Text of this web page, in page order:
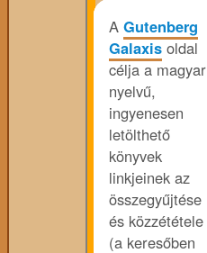
A Gutenberg
Galaxis oldal
célja a magyar
nyelvű,
ingyenesen
letölthető
könyvek
linkjeinek az
összegyűjtése
és közzététele
(a keresőben